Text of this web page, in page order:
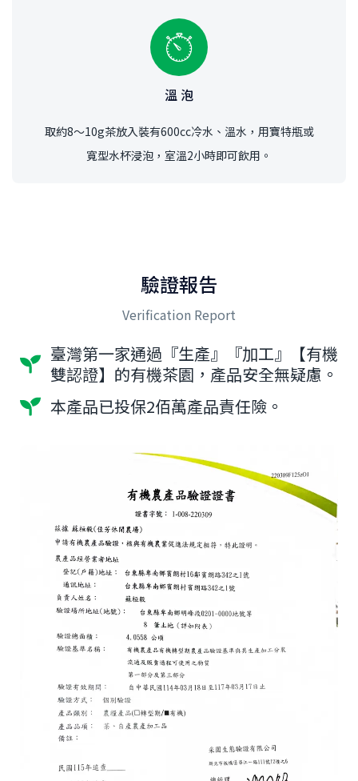
溫 泡
取約8～10g茶放入裝有600cc冷水、溫水，用寶特瓶或
寬型水杯浸泡，室溫2小時即可飲用。
驗證報告
Verification Report
臺灣第一家通過『生產』『加工』【有機
雙認證】的有機茶園，產品安全無疑慮。
本產品已投保2佰萬產品責任險。